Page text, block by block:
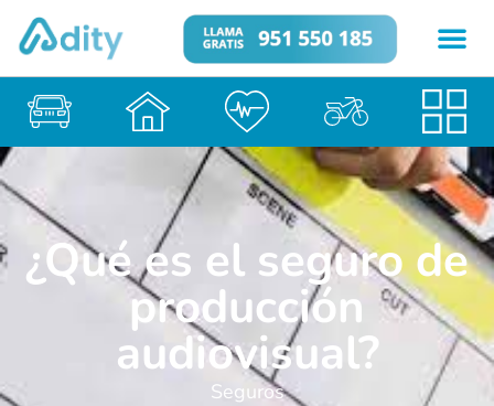
¿Qué es el seguro de
producción
audiovisual?
Seguros